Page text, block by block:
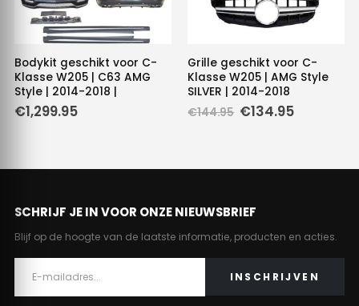
Bodykit geschikt voor C-
Klasse W205 | C63 AMG
Style | 2014-2018 |
€1,299.95
Grille geschikt voor C-
Klasse W205 | AMG Style
SILVER | 2014-2018
€144.95 Oorspronkelijke
€134.95Huidige
SCHRIJF JE IN VOOR ONZE NIEUWSBRIEF
Blijf op de hoogte van de laatste informatie, producten en acties.